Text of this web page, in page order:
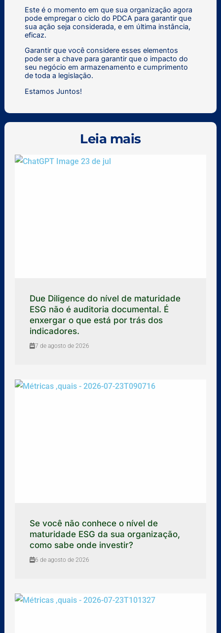
Este é o momento em que sua organização agora
pode empregar o ciclo do PDCA para garantir que
sua ação seja considerada, e em última instância,
eficaz.
Garantir que você considere esses elementos
pode ser a chave para garantir que o impacto do
seu negócio em armazenamento e cumprimento
de toda a legislação.
Estamos Juntos!
Leia mais
Due Diligence do nível de maturidade
ESG não é auditoria documental. É
enxergar o que está por trás dos
indicadores.
7 de agosto de 2026
Se você não conhece o nível de
maturidade ESG da sua organização,
como sabe onde investir?
6 de agosto de 2026